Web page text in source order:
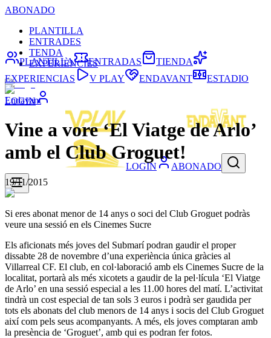
ABONADO
PLANTILLA
ENTRADES
TENDA
EXPERIÈNCIES
LOGIN
LOGIN ABONADO
PLANTILLA ENTRADAS
TIENDA
EXPERIENCIAS
V PLAY ENDAVANT ESTADIO
Endavant
Vine a vore ‘El Viatge de Arlo’
amb el Club Groguet!
19/11/2015
Si eres abonat menor de 14 anys o soci del Club Groguet podràs
veure una sessió en els Cinemes Sucre
Els aficionats més joves del Submarí podran gaudir el proper
dissabte 28 de novembre d’una experiència única gràcies al
Villarreal CF. El club, en col·laboració amb els Cinemes Sucre de la
localitat, portarà als més xicotets a gaudir de la pel·lícula ‘El Viatge
de Arlo’ en una sessió especial a les 11.00 hores del matí. L’activitat
tindrà un cost especial de tan sols 3 euros i podrà ser gaudida per
tots els abonats del club menors de 14 anys i socis del Club Groguet
així com pels seus acompanyants. A més, els joves comptaran amb
la presència de ‘Groguet’, amb qui es podran fer fotos.